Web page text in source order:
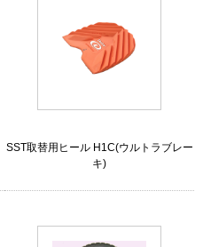
SST取替用ヒール H1C(ウルトラブレー
キ)